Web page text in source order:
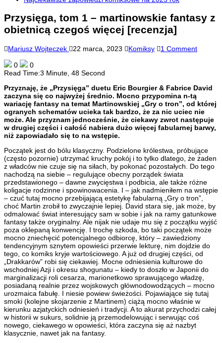
Przysięga, tom 1 – martinowskie fantasy z
obietnicą czegoś więcej [recenzja]
Mariusz Wojteczek 22 marca, 2023 Komiksy 1 Comment
0
0
Read Time:3 Minute, 48 Second
Przyznaję, że „Przysięga” duetu Eric Bourgier & Fabrice David
zaczyna się co najwyżej średnio. Mocno przypomina n-tą
wariację fantasy na temat Martinowskiej „Gry o tron”, od której
ogranych schematów ucieka tak bardzo, że za nic uciec nie
może. Ale przyznam jednocześnie, że ciekawy zwrot następuje
w drugiej części i całość nabiera dużo więcej fabularnej barwy,
niż zapowiadało się to na wstępie.
Początek jest do bólu klasyczny. Podzielone królestwa, próbujące
(często pozornie) utrzymać kruchy pokój i to tylko dlatego, że żaden
z władców nie czuje się na siłach, by pokonać pozostałych. Do tego
nachodzą na siebie – regulujące obecny porządek świata
przedstawionego – dawne zwycięstwa i podbicia, ale także różne
koligacje rodzinne i spowinowacenia. I – jak nadmieniłem na wstępie
– czuć tutaj mocno przebijającą estetykę fabularną „Gry o tron”,
choć Martin zrobił to zwyczajnie lepiej. David stara się, jak może, by
odmalować świat interesujący sam w sobie i jak na ramy gatunkowe
fantasy także oryginalny. Ale nijak nie udaje mu się z początku wyjść
poza oklepaną konwencję. I trochę szkoda, bo taki początek może
mocno zniechęcić potencjalnego odbiorcę, który – zawiedziony
tendencyjnym sznytem opowieści przerwie lekturę, nim dojdzie do
tego, co komiks kryje wartościowego. A już od drugiej części, od
„Drakkarów” robi się ciekawiej. Mocne odniesienia kulturowe do
wschodniej Azji i okresu shogunatu – kiedy to doszło w Japonii do
marginalizacji roli cesarza, marionetkowo sprawującego władzę,
posiadaną realnie przez wojskowych głównodowodzących – mocno
urozmaica fabułę. I niesie powiew świeżości. Pojawiające się tutaj
smoki (kolejne skojarzenie z Martinem) ciążą mocno właśnie w
kierunku azjatyckich odniesień i tradycji. A to akurat przychodzi całej
w historii w sukurs, solidnie ją przemodelowując i serwując coś
nowego, ciekawego w opowieści, która zaczyna się aż nazbyt
klasycznie, nawet jak na fantasy.